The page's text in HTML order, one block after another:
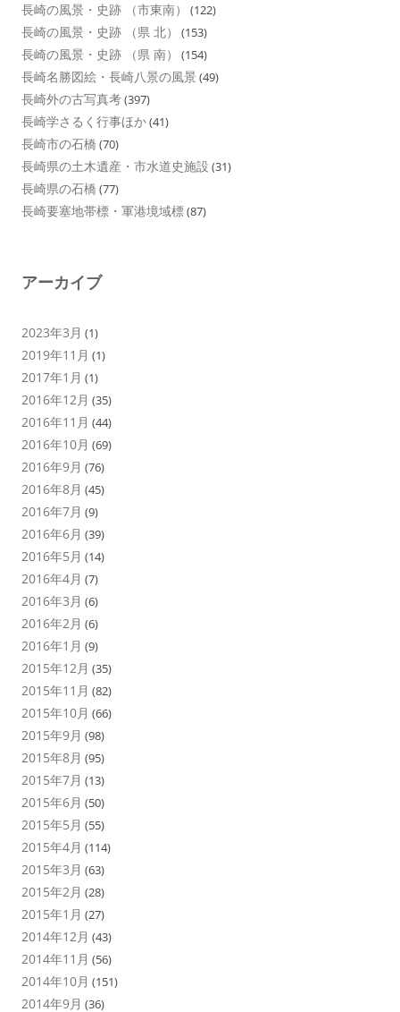
長崎の風景・史跡 （市東南） (122)
長崎の風景・史跡 （県 北） (153)
長崎の風景・史跡 （県 南） (154)
長崎名勝図絵・長崎八景の風景 (49)
長崎外の古写真考(397)
長崎学さるく行事ほか(41)
長崎市の石橋 (70)
長崎県の土木遺産・市水道史施設 (31)
長崎県の石橋 (77)
長崎要塞地帯標・軍港境域標(87)
アーカイブ
2023年3月 (1)
2019年11月 (1)
2017年1月 (1)
2016年12月 (35)
2016年11月 (44)
2016年10月 (69)
2016年9月 (76)
2016年8月 (45)
2016年7月 (9)
2016年6月 (39)
2016年5月 (14)
2016年4月 (7)
2016年3月 (6)
2016年2月 (6)
2016年1月 (9)
2015年12月 (35)
2015年11月 (82)
2015年10月 (66)
2015年9月 (98)
2015年8月 (95)
2015年7月 (13)
2015年6月 (50)
2015年5月 (55)
2015年4月 (114)
2015年3月 (63)
2015年2月 (28)
2015年1月 (27)
2014年12月 (43)
2014年11月 (56)
2014年10月 (151)
2014年9月 (36)